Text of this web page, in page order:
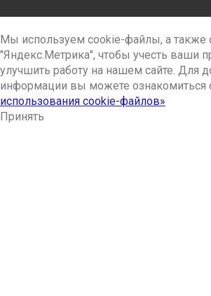
Мы используем cookie-файлы, а также
"Яндекс.Метрика", чтобы учесть ваши
улучшить работу на нашем сайте. Для
информации вы можете ознакомиться
использования cookie-файлов»
Принять